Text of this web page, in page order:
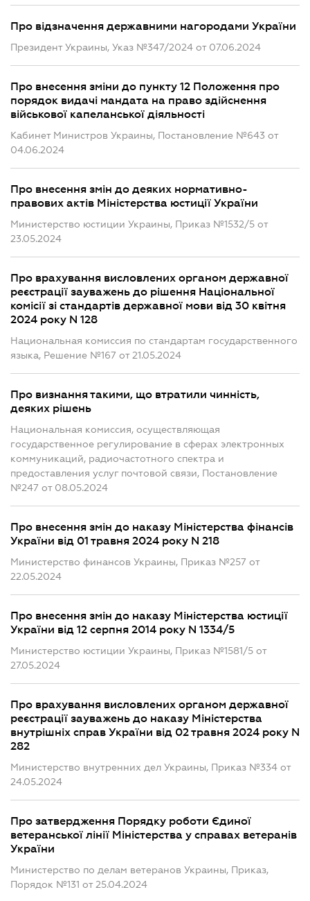
Про відзначення державними нагородами України
Президент Украины, Указ №347/2024 от 07.06.2024
Про внесення зміни до пункту 12 Положення про
порядок видачі мандата на право здійснення
військової капеланської діяльності
Кабинет Министров Украины, Постановление №643 от
04.06.2024
Про внесення змін до деяких нормативно-
правових актів Міністерства юстиції України
Министерство юстиции Украины, Приказ №1532/5 от
23.05.2024
Про врахування висловлених органом державної
реєстрації зауважень до рішення Національної
комісії зі стандартів державної мови від 30 квітня
2024 року N 128
Национальная комиссия по стандартам государственного
языка, Решение №167 от 21.05.2024
Про визнання такими, що втратили чинність,
деяких рішень
Национальная комиссия, осуществляющая
государственное регулирование в сферах электронных
коммуникаций, радиочастотного спектра и
предоставления услуг почтовой связи, Постановление
№247 от 08.05.2024
Про внесення змін до наказу Міністерства фінансів
України від 01 травня 2024 року N 218
Министерство финансов Украины, Приказ №257 от
22.05.2024
Про внесення змін до наказу Міністерства юстиції
України від 12 серпня 2014 року N 1334/5
Министерство юстиции Украины, Приказ №1581/5 от
27.05.2024
Про врахування висловлених органом державної
реєстрації зауважень до наказу Міністерства
внутрішніх справ України від 02 травня 2024 року N
282
Министерство внутренних дел Украины, Приказ №334 от
24.05.2024
Про затвердження Порядку роботи Єдиної
ветеранської лінії Міністерства у справах ветеранів
України
Министерство по делам ветеранов Украины, Приказ,
Порядок №131 от 25.04.2024